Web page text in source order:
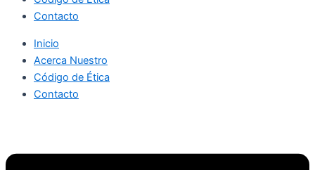
Contacto
Inicio
Acerca Nuestro
Código de Ética
Contacto